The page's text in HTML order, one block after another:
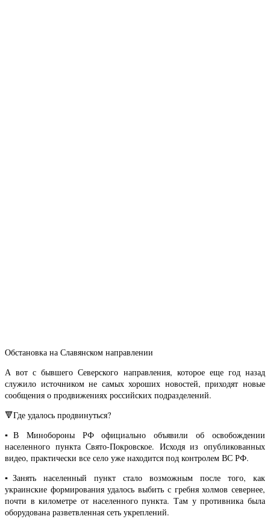
Обстановка на Славянском направлении
А вот с бывшего Северского направления, которое еще год назад
служило источником не самых хороших новостей, приходят новые
сообщения о продвижениях российских подразделений.
🔻Где удалось продвинуться?
▪️В Минобороны РФ официально объявили об освобождении
населенного пункта Свято-Покровское. Исходя из опубликованных
видео, практически все село уже находится под контролем ВС РФ.
▪️Занять населенный пункт стало возможным после того, как
украинские формирования удалось выбить с гребня холмов севернее,
почти в километре от населенного пункта. Там у противника была
оборудована разветвленная сеть укреплений.